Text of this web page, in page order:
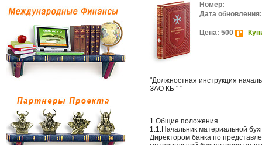
Номер:
Дата обновления:
Цена: 500
"Должностная инструкция
ЗАО КБ " "
1.Общие положения
1.1.Начальник материальной
Директором банка по